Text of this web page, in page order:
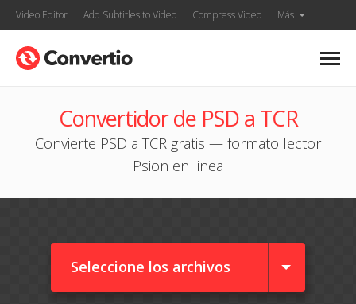
Video Editor Add Subtitles to Video Compress Video Más
Convertidor de PSD a TCR
Convierte PSD a TCR gratis — formato lector
Psion en linea
Seleccione los archivos